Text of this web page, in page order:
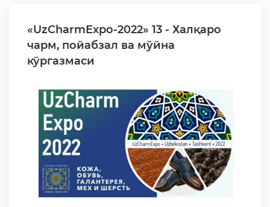
«UzCharmExpo-2022» 13 - Халқаро
чарм, пойабзал ва мўйна
кўргазмаси